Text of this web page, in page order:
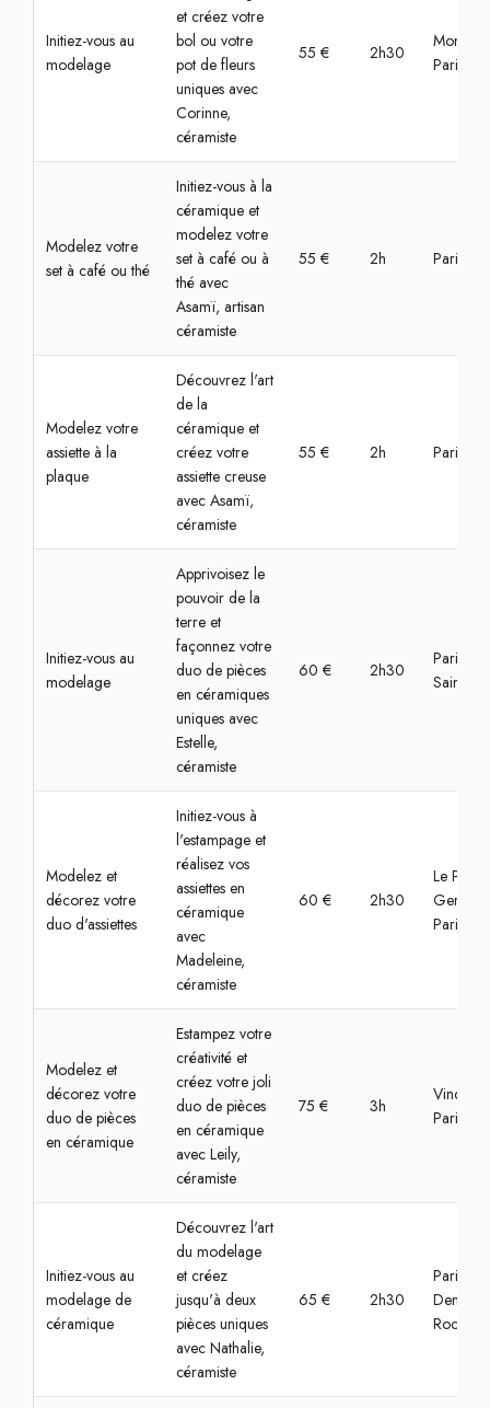
Initiez-vous au
modelage
et créez votre
bol ou votre
pot de fleurs
uniques avec
Corinne,
céramiste
55 € 2h30
Paris
Modelez votre
set à café ou thé
Initiez-vous à la
céramique et
modelez votre
set à café ou à
thé avec
Asamï, artisan
céramiste
55 € 2h Paris,
Modelez votre
assiette à la
plaque
Découvrez l'art
de la
céramique et
créez votre
assiette creuse
avec Asamï,
céramiste
55 € 2h Paris,
Initiez-vous au
modelage
Apprivoisez le
pouvoir de la
terre et
façonnez votre
duo de pièces
en céramiques
uniques avec
Estelle,
céramiste
60 € 2h30
Paris,
Saint-
Modelez et
décorez votre
duo d'assiettes
Initiez-vous à
l'estampage et
réalisez vos
assiettes en
céramique
avec
Madeleine,
céramiste
60 € 2h30
Le Pré-
Gervais,
Paris
Modelez et
décorez votre
duo de pièces
en céramique
Estampez votre
créativité et
créez votre joli
duo de pièces
en céramique
avec Leily,
céramiste
75 € 3h
Paris
Initiez-vous au
modelage de
céramique
Découvrez l'art
du modelage
et créez
jusqu'à deux
pièces uniques
avec Nathalie,
céramiste
65 € 2h30
Paris,
Denfert-